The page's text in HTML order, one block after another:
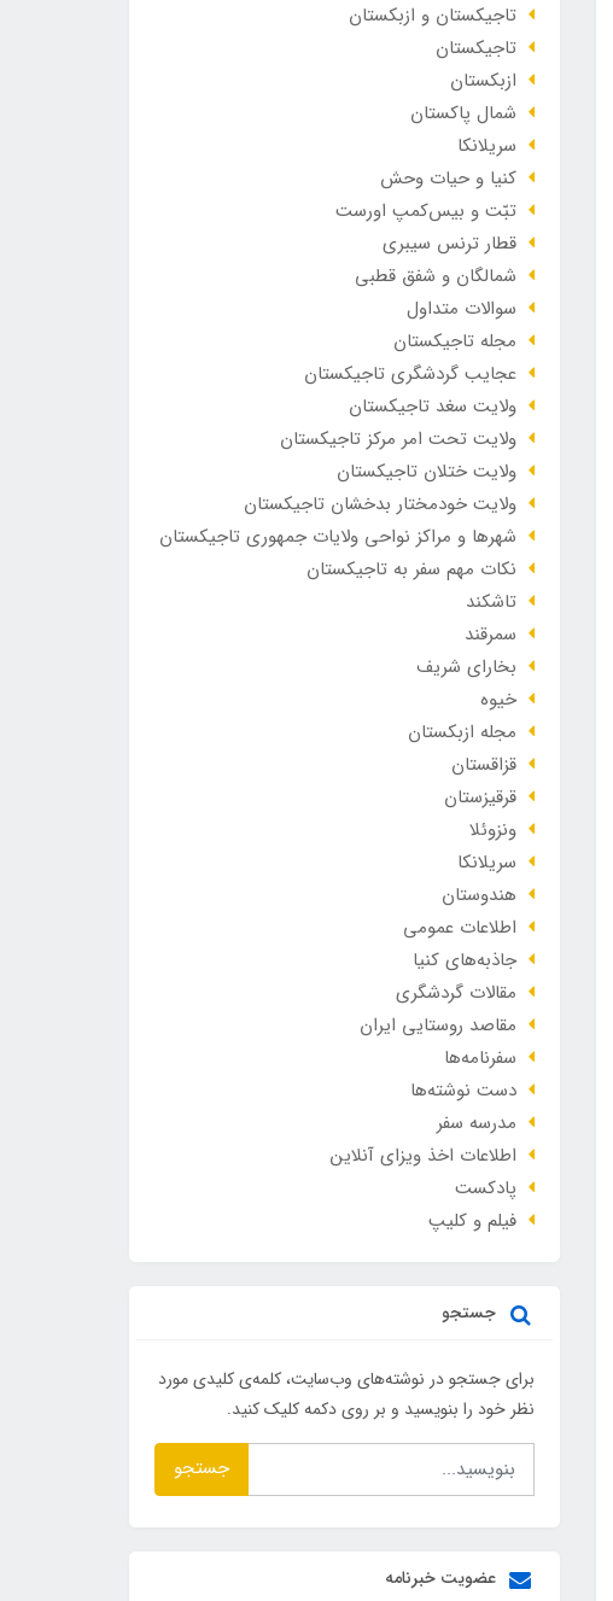
تاجیکستان و ازبکستان
تاجیکستان
ازبکستان
شمال پاکستان
سریلانکا
کنیا و حیات وحش
تبّت و بیس‌کمپ اورست
قطار ترنس سیبری
شمالگان و شفق قطبی
سوالات متداول
مجله تاجیکستان
عجایب گردشگری تاجیکستان
ولایت سغد تاجیکستان
ولایت تحت امر مرکز تاجیکستان
ولایت ختلان تاجیکستان
ولایت خودمختار بدخشان تاجیکستان
شهرها و مراکز نواحی ولایات جمهوری تاجیکستان
نکات مهم سفر به تاجیکستان
تاشکند
سمرقند
بخارای شریف
خیوه
مجله ازبکستان
قزاقستان
قرقیزستان
ونزوئلا
سریلانکا
هندوستان
اطلاعات عمومی
جاذبه‌های کنیا
مقالات گردشگری
مقاصد روستایی ایران
سفرنامه‌ها
دست نوشته‌ها
مدرسه سفر
اطلاعات اخذ ویزای آنلاین
پادکست
فیلم و کلیپ
جستجو
برای جستجو در نوشته‌های وب‌سایت، کلمه‌ی کلیدی مورد
نظر خود را بنویسید و بر روی دکمه کلیک کنید.
جستجو
عضویت خبرنامه